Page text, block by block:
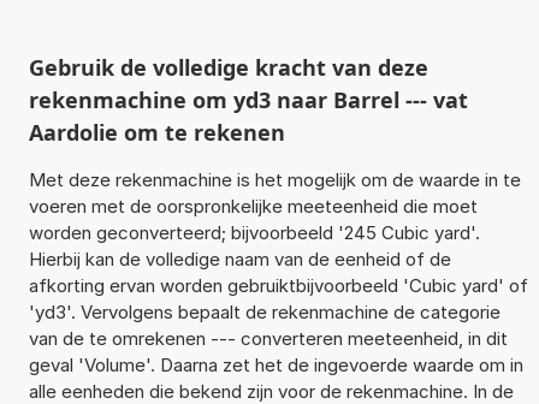
Gebruik de volledige kracht van deze
rekenmachine om yd3 naar Barrel --- vat
Aardolie om te rekenen
Met deze rekenmachine is het mogelijk om de waarde in te
voeren met de oorspronkelijke meeteenheid die moet
worden geconverteerd; bijvoorbeeld '245 Cubic yard'.
Hierbij kan de volledige naam van de eenheid of de
afkorting ervan worden gebruiktbijvoorbeeld 'Cubic yard' of
'yd3'. Vervolgens bepaalt de rekenmachine de categorie
van de te omrekenen --- converteren meeteenheid, in dit
geval 'Volume'. Daarna zet het de ingevoerde waarde om in
alle eenheden die bekend zijn voor de rekenmachine. In de